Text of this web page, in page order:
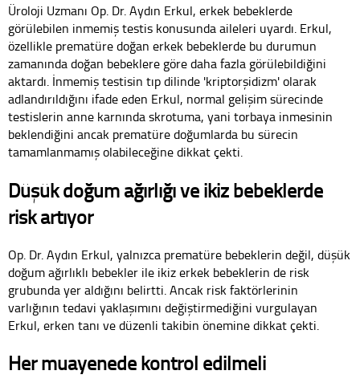
Üroloji Uzmanı Op. Dr. Aydın Erkul, erkek bebeklerde
görülebilen inmemiş testis konusunda aileleri uyardı. Erkul,
özellikle prematüre doğan erkek bebeklerde bu durumun
zamanında doğan bebeklere göre daha fazla görülebildiğini
aktardı. İnmemiş testisin tıp dilinde 'kriptorşidizm' olarak
adlandırıldığını ifade eden Erkul, normal gelişim sürecinde
testislerin anne karnında skrotuma, yani torbaya inmesinin
beklendiğini ancak prematüre doğumlarda bu sürecin
tamamlanmamış olabileceğine dikkat çekti.
Düşük doğum ağırlığı ve ikiz bebeklerde
risk artıyor
Op. Dr. Aydın Erkul, yalnızca prematüre bebeklerin değil, düşük
doğum ağırlıklı bebekler ile ikiz erkek bebeklerin de risk
grubunda yer aldığını belirtti. Ancak risk faktörlerinin
varlığının tedavi yaklaşımını değiştirmediğini vurgulayan
Erkul, erken tanı ve düzenli takibin önemine dikkat çekti.
Her muayenede kontrol edilmeli